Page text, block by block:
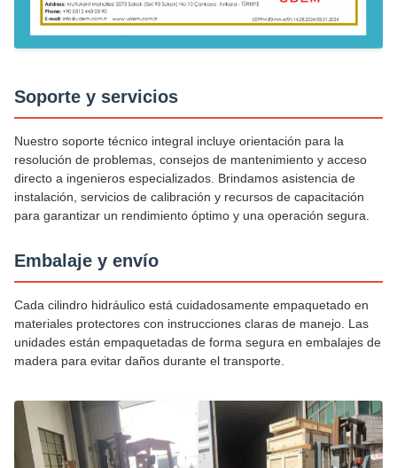
Soporte y servicios
Nuestro soporte técnico integral incluye orientación para la
resolución de problemas, consejos de mantenimiento y acceso
directo a ingenieros especializados. Brindamos asistencia de
instalación, servicios de calibración y recursos de capacitación
para garantizar un rendimiento óptimo y una operación segura.
Embalaje y envío
Cada cilindro hidráulico está cuidadosamente empaquetado en
materiales protectores con instrucciones claras de manejo. Las
unidades están empaquetadas de forma segura en embalajes de
madera para evitar daños durante el transporte.